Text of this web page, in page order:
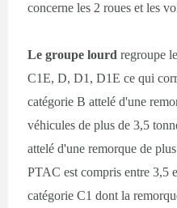
concerne les 2 roues et les
Le groupe lourd regroupe
C1E, D, D1, D1E ce qui
catégorie B attelé d'une
véhicules de plus de 3,5
attelé d'une remorque de
PTAC est compris entre 3,5
catégorie C1 dont la